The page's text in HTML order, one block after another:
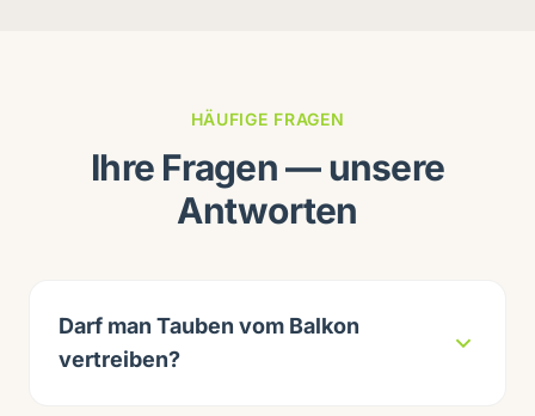
HÄUFIGE FRAGEN
Ihre Fragen — unsere
Antworten
Darf man Tauben vom Balkon
vertreiben?